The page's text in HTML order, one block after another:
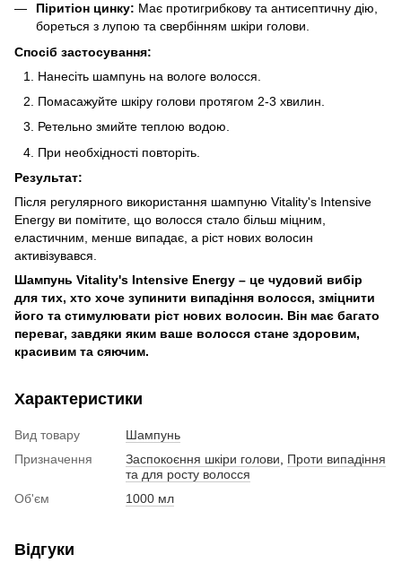
Піритіон цинку: Має протигрибкову та антисептичну дію,
бореться з лупою та свербінням шкіри голови.
Спосіб застосування:
Нанесіть шампунь на вологе волосся.
Помасажуйте шкіру голови протягом 2-3 хвилин.
Ретельно змийте теплою водою.
При необхідності повторіть.
Результат:
Після регулярного використання шампуню Vitality's Intensive
Energy ви помітите, що волосся стало більш міцним,
еластичним, менше випадає, а ріст нових волосин
активізувався.
Шампунь Vitality's Intensive Energy – це чудовий вибір
для тих, хто хоче зупинити випадіння волосся, зміцнити
його та стимулювати ріст нових волосин. Він має багато
переваг, завдяки яким ваше волосся стане здоровим,
красивим та сяючим.
Характеристики
Вид товару
Шампунь
Призначення
Заспокоєння шкіри голови
Проти випадіння
та для росту волосся
Об'єм
1000 мл
Відгуки